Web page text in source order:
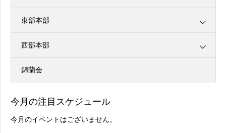
東部本部
西部本部
錦蘭会
今月の注目スケジュール
今月のイベントはございません。